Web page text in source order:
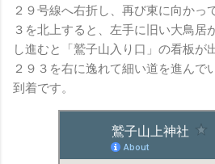
２９号線へ右折し、再び東に向かっ
３を北上すると、左手に旧い大鳥居
し進むと「鷲子山入り口」の看板が
２９３を右に逸れて細い道を進んで
到着です。